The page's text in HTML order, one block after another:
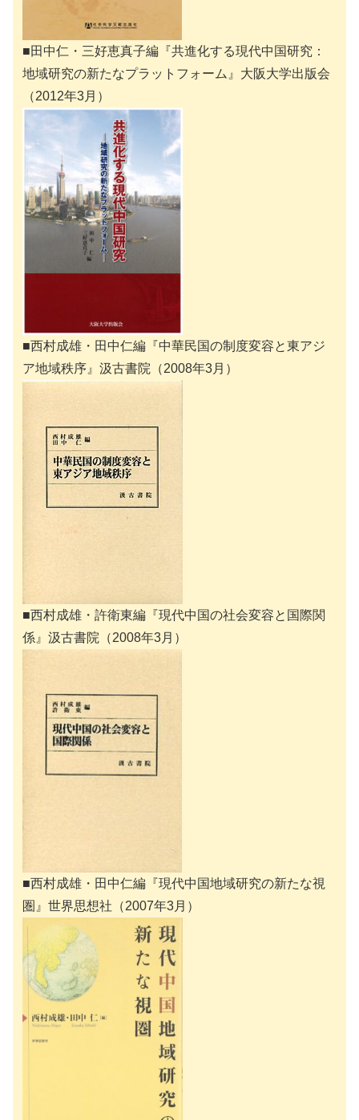
■田中仁・三好恵真子編『共進化する現代中国研究：
地域研究の新たなプラットフォーム』大阪大学出版会
（2012年3月）
■西村成雄・田中仁編『中華民国の制度変容と東アジ
ア地域秩序』汲古書院（2008年3月）
■西村成雄・許衛東編『現代中国の社会変容と国際関
係』汲古書院（2008年3月）
■西村成雄・田中仁編『現代中国地域研究の新たな視
圏』世界思想社（2007年3月）